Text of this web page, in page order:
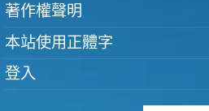
著作權聲明
本站使用正體字
登入